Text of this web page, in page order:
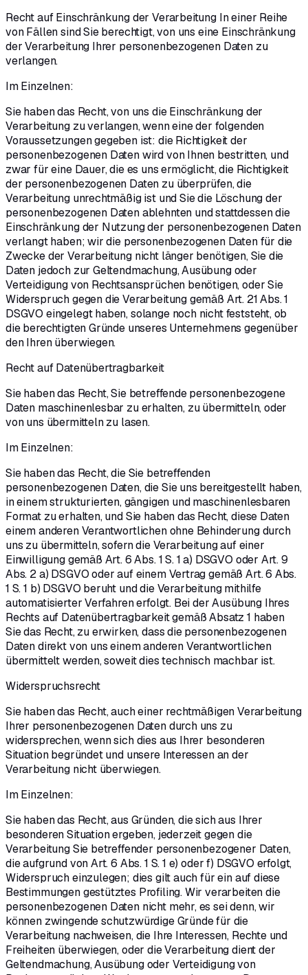
Recht auf Einschränkung der Verarbeitung In einer Reihe
von Fällen sind Sie berechtigt, von uns eine Einschränkung
der Verarbeitung Ihrer personenbezogenen Daten zu
verlangen.
Im Einzelnen:
Sie haben das Recht, von uns die Einschränkung der
Verarbeitung zu verlangen, wenn eine der folgenden
Voraussetzungen gegeben ist: die Richtigkeit der
personenbezogenen Daten wird von Ihnen bestritten, und
zwar für eine Dauer, die es uns ermöglicht, die Richtigkeit
der personenbezogenen Daten zu überprüfen, die
Verarbeitung unrechtmäßig ist und Sie die Löschung der
personenbezogenen Daten ablehnten und stattdessen die
Einschränkung der Nutzung der personenbezogenen Daten
verlangt haben; wir die personenbezogenen Daten für die
Zwecke der Verarbeitung nicht länger benötigen, Sie die
Daten jedoch zur Geltendmachung, Ausübung oder
Verteidigung von Rechtsansprüchen benötigen, oder Sie
Widerspruch gegen die Verarbeitung gemäß Art. 21 Abs. 1
DSGVO eingelegt haben, solange noch nicht feststeht, ob
die berechtigten Gründe unseres Unternehmens gegenüber
den Ihren überwiegen.
Recht auf Datenübertragbarkeit
Sie haben das Recht, Sie betreffende personenbezogene
Daten maschinenlesbar zu erhalten, zu übermitteln, oder
von uns übermitteln zu lasen.
Im Einzelnen:
Sie haben das Recht, die Sie betreffenden
personenbezogenen Daten, die Sie uns bereitgestellt haben,
in einem strukturierten, gängigen und maschinenlesbaren
Format zu erhalten, und Sie haben das Recht, diese Daten
einem anderen Verantwortlichen ohne Behinderung durch
uns zu übermitteln, sofern die Verarbeitung auf einer
Einwilligung gemäß Art. 6 Abs. 1 S. 1 a) DSGVO oder Art. 9
Abs. 2 a) DSGVO oder auf einem Vertrag gemäß Art. 6 Abs.
1 S. 1 b) DSGVO beruht und die Verarbeitung mithilfe
automatisierter Verfahren erfolgt. Bei der Ausübung Ihres
Rechts auf Datenübertragbarkeit gemäß Absatz 1 haben
Sie das Recht, zu erwirken, dass die personenbezogenen
Daten direkt von uns einem anderen Verantwortlichen
übermittelt werden, soweit dies technisch machbar ist.
Widerspruchsrecht
Sie haben das Recht, auch einer rechtmäßigen Verarbeitung
Ihrer personenbezogenen Daten durch uns zu
widersprechen, wenn sich dies aus Ihrer besonderen
Situation begründet und unsere Interessen an der
Verarbeitung nicht überwiegen.
Im Einzelnen:
Sie haben das Recht, aus Gründen, die sich aus Ihrer
besonderen Situation ergeben, jederzeit gegen die
Verarbeitung Sie betreffender personenbezogener Daten,
die aufgrund von Art. 6 Abs. 1 S. 1 e) oder f) DSGVO erfolgt,
Widerspruch einzulegen; dies gilt auch für ein auf diese
Bestimmungen gestütztes Profiling. Wir verarbeiten die
personenbezogenen Daten nicht mehr, es sei denn, wir
können zwingende schutzwürdige Gründe für die
Verarbeitung nachweisen, die Ihre Interessen, Rechte und
Freiheiten überwiegen, oder die Verarbeitung dient der
Geltendmachung, Ausübung oder Verteidigung von